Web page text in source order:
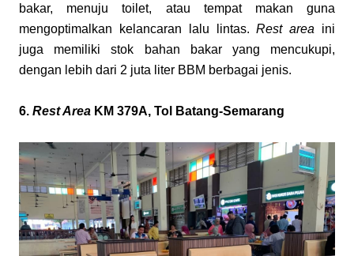
bakar, menuju toilet, atau tempat makan guna
mengoptimalkan kelancaran lalu lintas. Rest area ini
juga memiliki stok bahan bakar yang mencukupi,
dengan lebih dari 2 juta liter BBM berbagai jenis.
6. Rest Area KM 379A, Tol Batang-Semarang